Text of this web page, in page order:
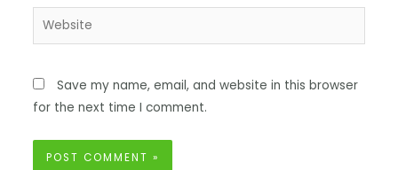
Save my name, email, and website in this browser
for the next time I comment.